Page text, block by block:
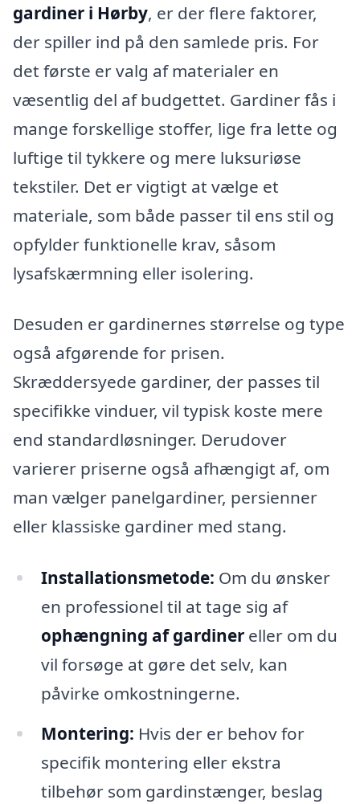
gardiner i Hørby, er der flere faktorer,
der spiller ind på den samlede pris. For
det første er valg af materialer en
væsentlig del af budgettet. Gardiner fås i
mange forskellige stoffer, lige fra lette og
luftige til tykkere og mere luksuriøse
tekstiler. Det er vigtigt at vælge et
materiale, som både passer til ens stil og
opfylder funktionelle krav, såsom
lysafskærmning eller isolering.
Desuden er gardinernes størrelse og type
også afgørende for prisen.
Skræddersyede gardiner, der passes til
specifikke vinduer, vil typisk koste mere
end standardløsninger. Derudover
varierer priserne også afhængigt af, om
man vælger panelgardiner, persienner
eller klassiske gardiner med stang.
Installationsmetode: Om du ønsker
en professionel til at tage sig af
ophængning af gardinereller om du
vil forsøge at gøre det selv, kan
påvirke omkostningerne.
Montering: Hvis der er behov for
specifik montering eller ekstra
tilbehør som gardinstænger, beslag